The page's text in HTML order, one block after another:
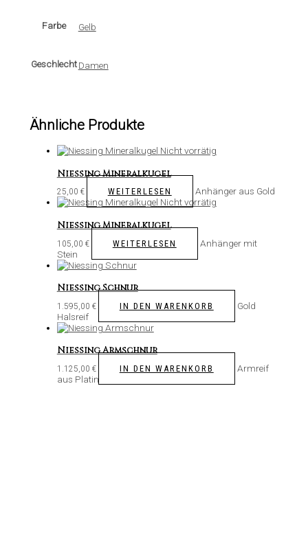
Farbe Gelb
Geschlecht Damen
Ähnliche Produkte
Nicht vorrätig
Niessing Mineralkugel
25,00 € WEITERLESEN
Anhänger aus Gold
Nicht vorrätig
Niessing Mineralkugel
105,00 € WEITERLESEN
Anhänger mit
Stein
Niessing Schnur
1.595,00 € IN DEN WARENKORB
Gold
Halsreif
Niessing Armschnur
1.125,00 € IN DEN WARENKORB
Armreif
aus Platin